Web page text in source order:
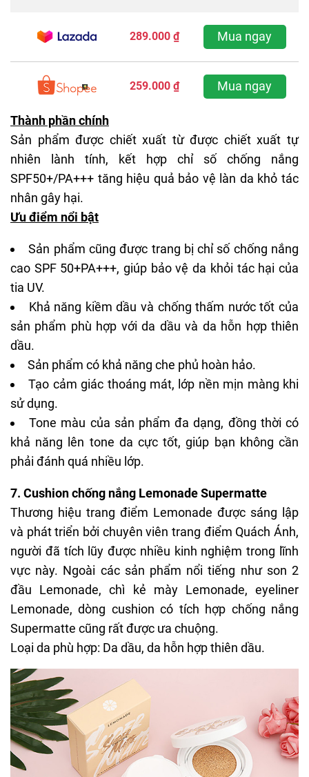
289.000 ₫ Mua ngay
259.000 ₫ Mua ngay
Thành phần chính
Sản phẩm được chiết xuất từ được chiết xuất tự
nhiên lành tính, kết hợp chỉ số chống nắng
SPF50+/PA+++ tăng hiệu quả bảo vệ làn da khỏ tác
nhân gây hại.
Ưu điểm nổi bật
Sản phẩm cũng được trang bị chỉ số chống nắng
cao SPF 50+PA+++, giúp bảo vệ da khỏi tác hại của
tia UV.
Khả năng kiềm dầu và chống thấm nước tốt của
sản phẩm phù hợp với da dầu và da hỗn hợp thiên
dầu.
Sản phẩm có khả năng che phủ hoàn hảo.
Tạo cảm giác thoáng mát, lớp nền mịn màng khi
sử dụng.
Tone màu của sản phẩm đa dạng, đồng thời có
khả năng lên tone da cực tốt, giúp bạn không cần
phải đánh quá nhiều lớp.
7. Cushion chống nắng Lemonade Supermatte
Thương hiệu trang điểm Lemonade được sáng lập
và phát triển bởi chuyên viên trang điểm Quách Ánh,
người đã tích lũy được nhiều kinh nghiệm trong lĩnh
vực này. Ngoài các sản phẩm nổi tiếng như son 2
đầu Lemonade,chì kẻ mày Lemonade, eyeliner
Lemonade, dòng cushion có tích hợp chống nắng
Supermatte cũng rất được ưa chuộng.
Loại da phù hợp: Da dầu, da hỗn hợp thiên dầu.